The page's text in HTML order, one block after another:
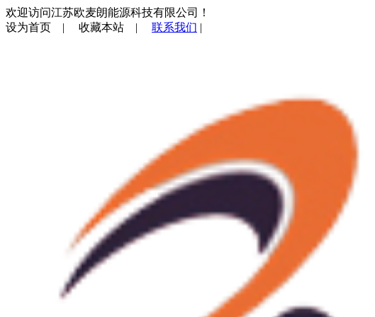
欢迎访问江苏欧麦朗能源科技有限公司！
设为首页 | 收藏本站 | 联系我们 |